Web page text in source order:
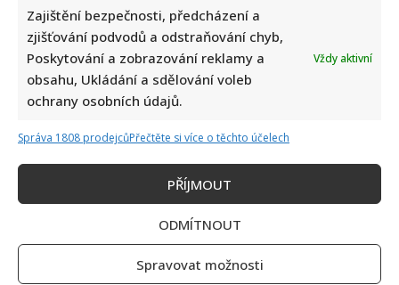
Zajištění bezpečnosti, předcházení a
zjišťování podvodů a odstraňování chyb,
Poskytování a zobrazování reklamy a
obsahu, Ukládání a sdělování voleb
ochrany osobních údajů.
Vždy aktivní
Správa 1808 prodejcůPřečtěte si více o těchto účelech
PŘÍJMOUT
ODMÍTNOUT
Spravovat možnosti
rohlík
a
proč
se
stály
fronty
na
banány
Retro kvíz na téma socialistická jídla a pochoutky:
Pro starší ročníky bude 10 otázek hračka
Richard Touš 9. 7. 2026
Dnes jsme si pro vás připravili kvíz, který vás přenese
zpět do socialismu. Zavzpomínáme na oblíbená jídla...
more